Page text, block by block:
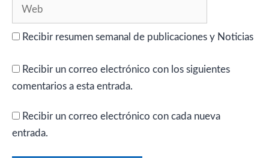
Recibir resumen semanal de publicaciones y Noticias
Recibir un correo electrónico con los siguientes
comentarios a esta entrada.
Recibir un correo electrónico con cada nueva
entrada.